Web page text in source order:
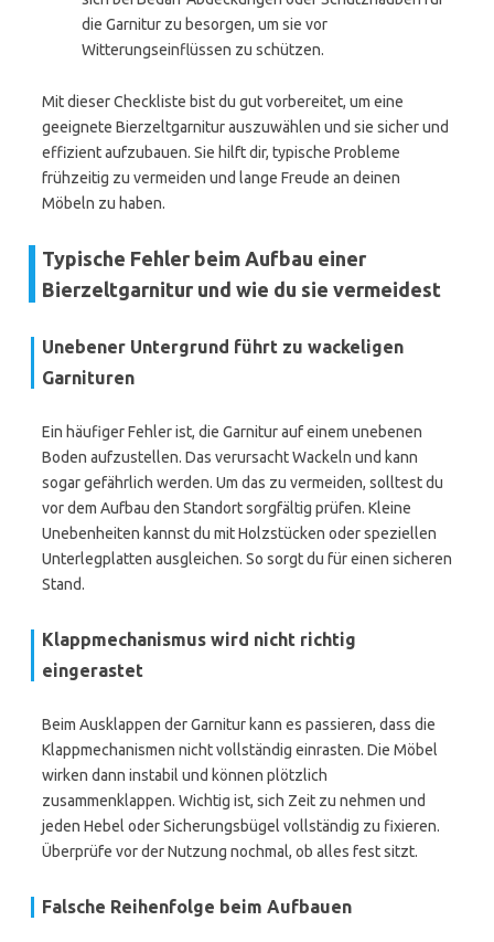
die Garnitur zu besorgen, um sie vor
Witterungseinflüssen zu schützen.
Mit dieser Checkliste bist du gut vorbereitet, um eine
geeignete Bierzeltgarnitur auszuwählen und sie sicher und
effizient aufzubauen. Sie hilft dir, typische Probleme
frühzeitig zu vermeiden und lange Freude an deinen
Möbeln zu haben.
Typische Fehler beim Aufbau einer
Bierzeltgarnitur und wie du sie vermeidest
Unebener Untergrund führt zu wackeligen
Garnituren
Ein häufiger Fehler ist, die Garnitur auf einem unebenen
Boden aufzustellen. Das verursacht Wackeln und kann
sogar gefährlich werden. Um das zu vermeiden, solltest du
vor dem Aufbau den Standort sorgfältig prüfen. Kleine
Unebenheiten kannst du mit Holzstücken oder speziellen
Unterlegplatten ausgleichen. So sorgt du für einen sicheren
Stand.
Klappmechanismus wird nicht richtig
eingerastet
Beim Ausklappen der Garnitur kann es passieren, dass die
Klappmechanismen nicht vollständig einrasten. Die Möbel
wirken dann instabil und können plötzlich
zusammenklappen. Wichtig ist, sich Zeit zu nehmen und
jeden Hebel oder Sicherungsbügel vollständig zu fixieren.
Überprüfe vor der Nutzung nochmal, ob alles fest sitzt.
Falsche Reihenfolge beim Aufbauen